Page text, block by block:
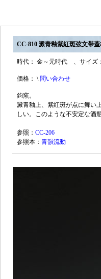
CC-810 澱青釉紫紅斑弦文帯
時代： 金～元時代 、サイズ
価格： \ 問い合わせ
鈞窯。
澱青釉上、紫紅斑が点に舞い
しい。このような不安定な酒
参照： CC-206
参照本： 青韻流動